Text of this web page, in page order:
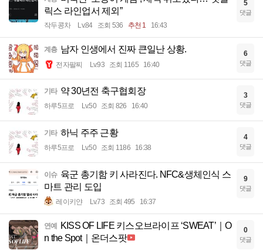
릭스 라인업서 제외”
작두콩차 Lv.84 조회 536 추천 1 16:43
5
댓글
계층 남자 인생에서 진짜 큰일난 상황.
전자팔찌 Lv.93 조회 1165 16:40
6
댓글
기타 약 30년전 축구협회장
하루5프로 Lv.50 조회 826 16:40
3
댓글
기타 하닉 주주 근황
하루5프로 Lv.50 조회 1186 16:38
4
댓글
이슈 육군 총기함 키 사라진다. NFC&생체인식 스
마트 관리 도입
레이키얀 Lv.73 조회 495 16:37
9
댓글
연예 KISS OF LIFE 키스오브라이프 ‘SWEAT’｜O
n the Spot｜온더스팟
0
댓글